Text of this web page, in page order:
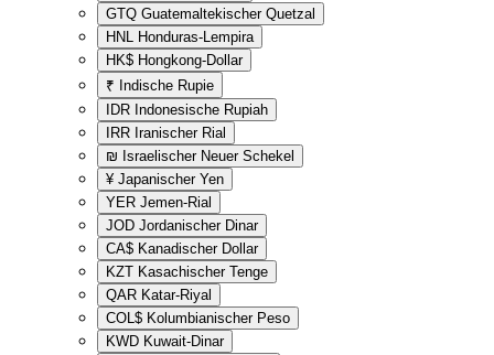
GTQ Guatemaltekischer Quetzal
HNL Honduras-Lempira
HK$ Hongkong-Dollar
₹ Indische Rupie
IDR Indonesische Rupiah
IRR Iranischer Rial
₪ Israelischer Neuer Schekel
¥ Japanischer Yen
YER Jemen-Rial
JOD Jordanischer Dinar
CA$ Kanadischer Dollar
KZT Kasachischer Tenge
QAR Katar-Riyal
COL$ Kolumbianischer Peso
KWD Kuwait-Dinar